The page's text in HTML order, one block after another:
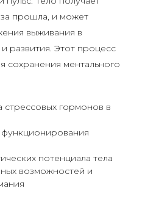
прошла, и может
выживания в
развития. Этот процесс
сохранения ментального
стрессовых гормонов в
потенциала тела
возможностей и